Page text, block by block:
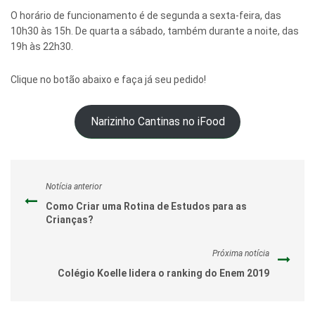
O horário de funcionamento é de segunda a sexta-feira, das
10h30 às 15h. De quarta a sábado, também durante a noite, das
19h às 22h30.
Clique no botão abaixo e faça já seu pedido!
Narizinho Cantinas no iFood
Notícia anterior
Como Criar uma Rotina de Estudos para as
Crianças?
Próxima notícia
Colégio Koelle lidera o ranking do Enem 2019